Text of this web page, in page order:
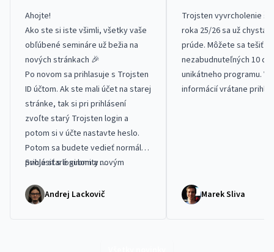
Ahojte!
Ako ste si iste všimli, všetky vaše
obľúbené semináre už bežia na
nových stránkach 🎉
Po novom sa prihlasuje s Trojsten
ID účtom. Ak ste mali účet na starej
stránke, tak si pri prihlásení
zvoľte starý Trojsten login a
potom si v účte nastavte heslo.
Potom sa budete vedieť normálne
prihlásiť s loginom a novým
Svoje staré submity …
Andrej Lackovič
Trojsten vyvrcholenie
roka 25/26 sa už chystá
prúde. Môžete sa tešiť na
nezabudnuteľných 10
unikátneho programu.
informácií vrátane
Marek Sliva